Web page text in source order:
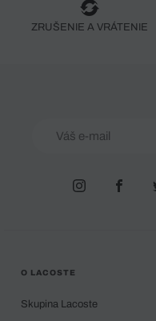
ZRUŠENIE A VRÁTENIE
O LACOSTE
Skupina Lacoste